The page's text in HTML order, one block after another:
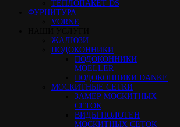
ТЕПЛОПАКЕТ DS
ФУРНИТУРА
VORNE
ЖАЛЮЗИ
ПОДОКОННИКИ
ПОДОКОННИКИ
MOELLER
ПОДОКОННИКИ DANKE
МОСКИТНЫЕ СЕТКИ
ЗАМЕР МОСКИТНЫХ
СЕТОК
ВИДЫ ПОЛОТЕН
МОСКИТНЫХ СЕТОК